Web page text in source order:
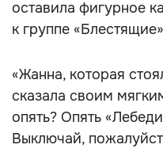
оставила фигурное
к группе
«Жанна, которая
сказала своим
опять? Опять
Выключай,